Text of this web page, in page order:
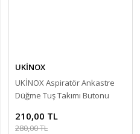
UKİNOX
UKİNOX Aspiratör Ankastre
Düğme Tuş Takımı Butonu
210,00 TL
280,00 TL